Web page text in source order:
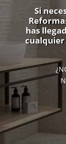
Si
has